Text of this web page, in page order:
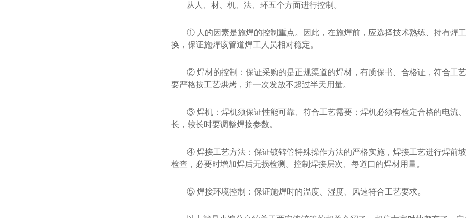
从人、材、机、法、环五个方面进行控制。
① 人的因素是施焊的控制重点。因此，在施焊前，应选择技术熟练、持有焊
换，保证施焊该管道焊工人员相对稳定。
② 焊材的控制：保证采购的是正规渠道的焊材，有质保书、合格证，符合工
要严格按工艺烘烤，并一次发放不超过半天用量。
③ 焊机：焊机须保证性能可靠、符合工艺需要；焊机必须有检定合格的电流
长，较长时要调整焊接参数。
④ 焊接工艺方法：保证镀锌管特殊操作方法的严格实施，焊接工艺进行焊前
检查，必要时增加焊后无损检测。控制焊接层次、每道口的焊材用量。
⑤ 焊接环境控制：保证施焊时的温度、湿度、风速符合工艺要求。